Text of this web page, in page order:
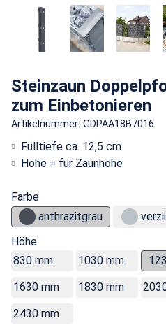
Steinzaun
zum Einbetonieren
Artikelnummer: GDPAA18B7016
Fülltiefe ca. 12,5 cm
Höhe = für Zaunhöhe
Farbe
anthrazitgrau
Höhe
830 mm
1030 mm
1630 mm
1830 mm
2430 mm